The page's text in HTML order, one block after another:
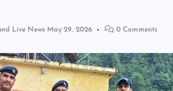
Live News May 29, 2026 0 Comments